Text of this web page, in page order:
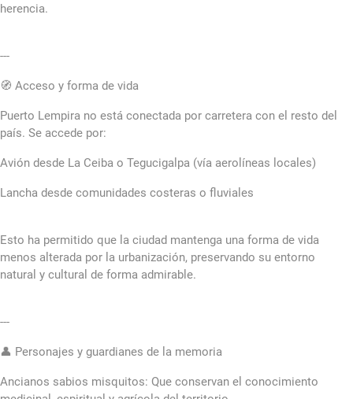
herencia.
---
🧭 Acceso y forma de vida
Puerto Lempira no está conectada por carretera con el resto del
país. Se accede por:
Avión desde La Ceiba o Tegucigalpa (vía aerolíneas locales)
Lancha desde comunidades costeras o fluviales
Esto ha permitido que la ciudad mantenga una forma de vida
menos alterada por la urbanización, preservando su entorno
natural y cultural de forma admirable.
---
👤 Personajes y guardianes de la memoria
Ancianos sabios misquitos: Que conservan el conocimiento